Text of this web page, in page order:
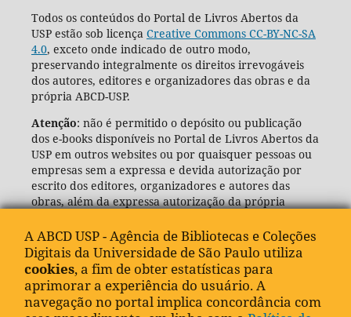
Todos os conteúdos do Portal de Livros Abertos da
USP estão sob licença Creative Commons CC-BY-NC-SA
4.0, exceto onde indicado de outro modo,
preservando integralmente os direitos irrevogáveis
dos autores, editores e organizadores das obras e da
própria ABCD-USP.
Atenção: não é permitido o depósito ou publicação
dos e-books disponíveis no Portal de Livros Abertos da
USP em outros websites ou por quaisquer pessoas ou
empresas sem a expressa e devida autorização por
escrito dos editores, organizadores e autores das
obras, além da expressa autorização da própria
(ABCD-USP).
A ABCD USP - Agência de Bibliotecas e Coleções
Digitais da Universidade de São Paulo utiliza
cookies, a fim de obter estatísticas para
aprimorar a experiência do usuário. A
navegação no portal implica concordância com